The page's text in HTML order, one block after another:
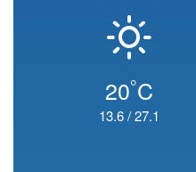
20°C
13.6/27.1